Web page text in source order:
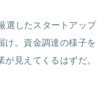
選したスタートアップ
け。資金調達の様子を
見えてくるはずだ。